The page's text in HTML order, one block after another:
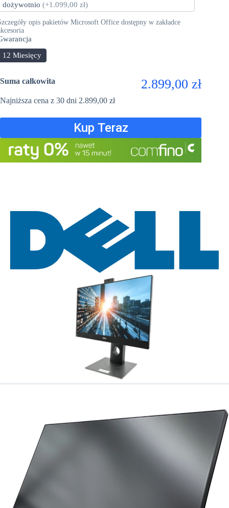
dożywotnio (+1.099,00 zł)
opis pakietów Microsoft Office dostępny w zakładce
12 Miesięcy
Suma całkowita 2.899,00 zł
Najniższa cena z 30 dni 2.899,00 zł
Kup Teraz